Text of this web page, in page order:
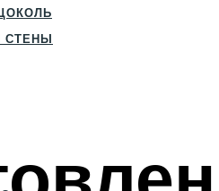
СТЕНЫ